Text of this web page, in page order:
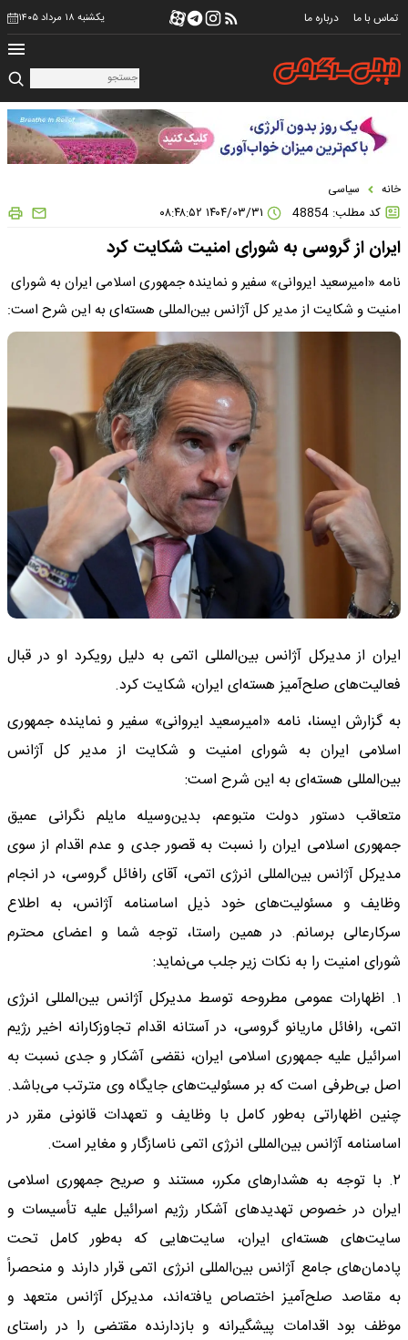
تماس با ما درباره ما یکشنبه ۱۸ مرداد ۱۴۰۵
خانه سیاسی
کد مطلب: 48854
ایران از گروسی به شورای امنیت شکایت کرد
نامه «امیرسعید ایروانی» سفیر و نماینده جمهوری اسلامی ایران به شورای
امنیت و شکایت از مدیر کل آژانس بین‌المللی هسته‌ای به این شرح است:
ایران از مدیرکل آژانس بین‌المللی اتمی به دلیل رویکرد او در قبال
فعالیت‌های صلح‌آمیز هسته‌ای ایران، شکایت کرد.
به گزارش ایسنا، نامه «امیرسعید ایروانی» سفیر و نماینده جمهوری
اسلامی ایران به شورای امنیت و شکایت از مدیر کل آژانس
بین‌المللی هسته‌ای به این شرح است:
متعاقب دستور دولت متبوعم، بدین‌وسیله مایلم نگرانی‌ عمیق
جمهوری اسلامی ایران را نسبت به قصور جدی و عدم اقدام از سوی
مدیرکل آژانس بین‌المللی انرژی اتمی، آقای رافائل گروسی، در انجام
وظایف و مسئولیت‌های خود ذیل اساسنامه آژانس، به اطلاع
سرکارعالی برسانم. در همین راستا، توجه شما و اعضای محترم
شورای امنیت را به نکات زیر جلب می‌نماید:
۱. اظهارات عمومی مطروحه توسط مدیرکل آژانس بین‌المللی انرژی
اتمی، رافائل ماریانو گروسی، در آستانه اقدام تجاوزکارانه اخیر رژیم
اسرائیل علیه جمهوری اسلامی ایران، نقضی آشکار و جدی نسبت به
اصل بی‌طرفی است که بر مسئولیت‌های جایگاه وی مترتب می‌باشد.
چنین اظهاراتی به‌طور کامل با وظایف و تعهدات قانونی مقرر در
اساسنامه آژانس بین‌المللی انرژی اتمی ناسازگار و مغایر است.
۲. با توجه به هشدارهای مکرر، مستند و صریح جمهوری اسلامی
ایران در خصوص تهدیدهای آشکار رژیم اسرائیل علیه تأسیسات و
سایت‌های هسته‌ای ایران، سایت‌هایی که به‌طور کامل تحت
پادمان‌های جامع آژانس بین‌المللی انرژی اتمی قرار دارند و منحصراً
به مقاصد صلح‌آمیز اختصاص یافته‌اند، مدیرکل آژانس متعهد و
موظف بود اقدامات پیشگیرانه و بازدارنده مقتضی را در راستای